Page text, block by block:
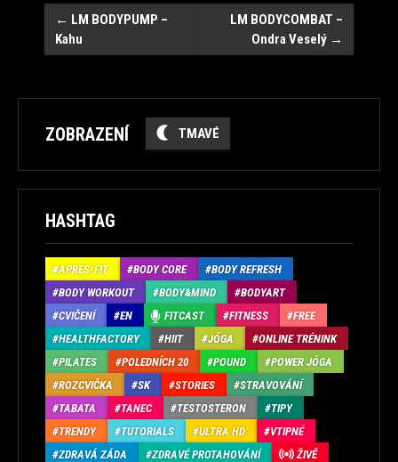
Navigace
← LM BODYPUMP –
Kahu
LM BODYCOMBAT –
Ondra Veselý →
ZOBRAZENÍ TMAVÉ
HASHTAG
APRÉS-FIT BODY CORE
BODY REFRESH
BODY WORKOUT
BODY&MIND
BODYART
CVIČENÍ
EN FITCAST FITNESS
FREE
HEALTHFACTORY
HIIT JÓGA
ONLINE TRÉNINK
PILATES
POLEDNÍCH 20 POUND
POWER JÓGA
ROZCVIČKA
SK STORIES
STRAVOVÁNÍ
TABATA
TANEC TESTOSTERON
TIPY
TRENDY
TUTORIALS ULTRA HD
VTIPNÉ
ZDRAVÁ ZÁDA
ZDRAVÉ PROTAHOVÁNÍ ŽIVĚ